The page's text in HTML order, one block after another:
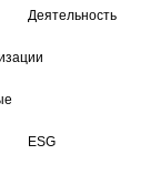
Деятельность
ESG